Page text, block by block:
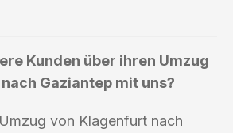
Kunden über ihren Umzug
Gaziantep mit uns?
von Klagenfurt nach